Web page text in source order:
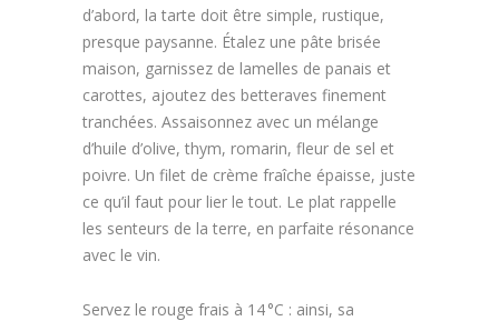
d’abord, la tarte doit être simple, rustique,
presque paysanne. Étalez une pâte brisée
maison, garnissez de lamelles de panais et
carottes, ajoutez des betteraves finement
tranchées. Assaisonnez avec un mélange
d’huile d’olive, thym, romarin, fleur de sel et
poivre. Un filet de crème fraîche épaisse, juste
ce qu’il faut pour lier le tout. Le plat rappelle
les senteurs de la terre, en parfaite résonance
avec le vin.
Servez le rouge frais à 14 °C : ainsi, sa